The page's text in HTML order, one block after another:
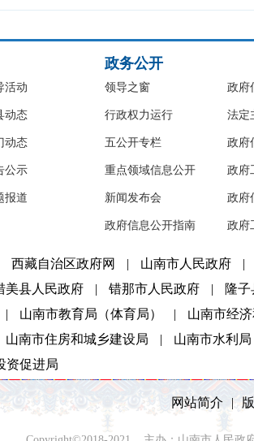
活动
动态
动态
公示
报道
政务公开
领导之窗
行政权力运行
五公开专栏
重点领域信息公开
新闻发布会
政府信息公开指南
政府
法定
政府
政府
政府
政府
西藏自治区政府网 | 山南市人民政府 |
美县人民政府 | 错那市人民政府 | 隆子
| 山南市教育局（体育局） | 山南市经
山南市住房和城乡建设局 | 山南市水利局
资促进局
网站简介 |